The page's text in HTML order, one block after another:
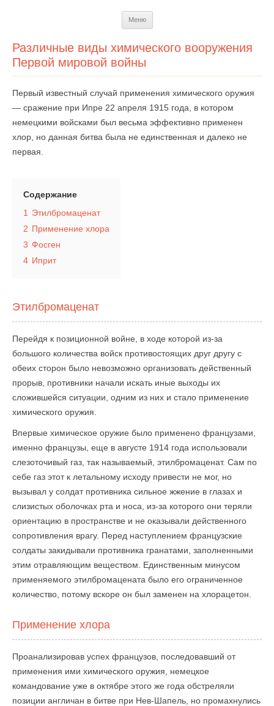
Меню
Различные виды химического вооружения
Первой мировой войны
Первый известный случай применения химического оружия
— сражение при Ипре 22 апреля 1915 года, в котором
немецкими войсками был весьма эффективно применен
хлор, но данная битва была не единственная и далеко не
первая.
Содержание
1
Этилбромаценат
2 Применение хлора
3 Фосген
4 Иприт
Этилбромаценат
Перейдя к позиционной войне, в ходе которой из-за
большого количества войск противостоящих друг другу с
обеих сторон было невозможно организовать действенный
прорыв, противники начали искать иные выходы их
сложившейся ситуации, одним из них и стало применение
химического оружия.
Впервые химическое оружие было применено французами,
именно французы, еще в августе 1914 года использовали
слезоточивый газ, так называемый, этилбромаценат. Сам по
себе газ этот к летальному исходу привести не мог, но
вызывал у солдат противника сильное жжение в глазах и
слизистых оболочках рта и носа, из-за которого они теряли
ориентацию в пространстве и не оказывали действенного
сопротивления врагу. Перед наступлением французские
солдаты закидывали противника гранатами, заполненными
этим отравляющим веществом. Единственным минусом
применяемого этилбромацената было его ограниченное
количество, потому вскоре он был заменен на хлорацетон.
Применение хлора
Проанализировав успех французов, последовавший от
применения ими химического оружия, немецкое
командование уже в октябре этого же года обстреляли
позиции англичан в битве при Нев-Шапель, но промахнулись